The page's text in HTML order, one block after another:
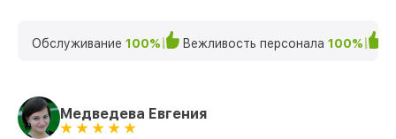
Обслуживание 100% Вежливость персонала 100%
Медведева Евгения